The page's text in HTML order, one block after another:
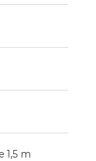
1,5 m